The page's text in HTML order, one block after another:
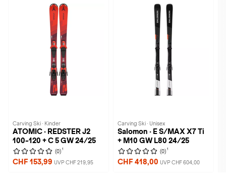
Carving Ski · Kinder
ATOMIC · REDSTER J2
100-120 + C 5 GW 24/25
(0) 1
CHF 153,99 UVP CHF 219,95
Carving Ski · Unisex
Salomon · E S/MAX X7 Ti
+ M10 GW L80 24/25
(0) 1
CHF 418,00 UVP CHF 604,00